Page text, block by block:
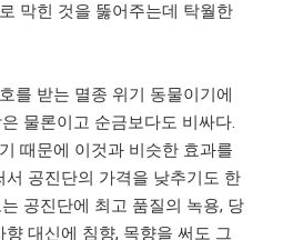
막힌 것을 뚫어주는데 탁월한
를 받는 멸종 위기 동물이기에
물론이고 순금보다도 비싸다.
때문에 이것과 비슷한 효과를
서 공진단의 가격을 낮추기도 한
공진단에 최고 품질의 녹용, 당
대신에 침향, 목향을 써도 그